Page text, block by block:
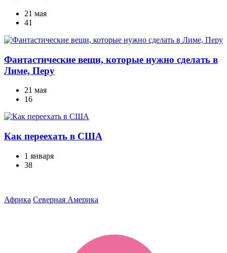
21 мая
41
Фантастические вещи, которые нужно сделать в
Лиме, Перу
21 мая
16
Как переехать в США
1 января
38
Африка Северная Америка